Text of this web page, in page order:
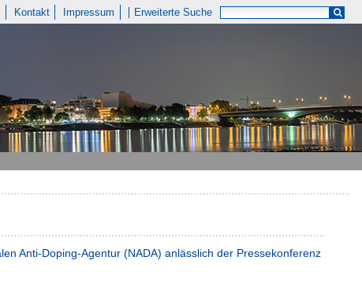
Kontakt Impressum Erweiterte Suche
Anti-Doping-Agentur (NADA) anlässlich der Pressekonferenz